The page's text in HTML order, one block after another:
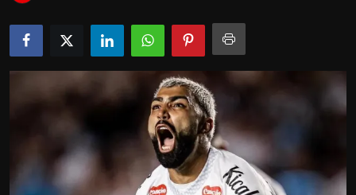
LIMEIRA
ESPIRITO SANTO
Internacional